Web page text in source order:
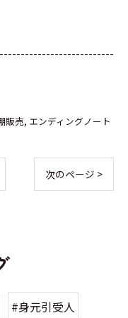
販売 エンディングノート
次のページ >
#身元引受人